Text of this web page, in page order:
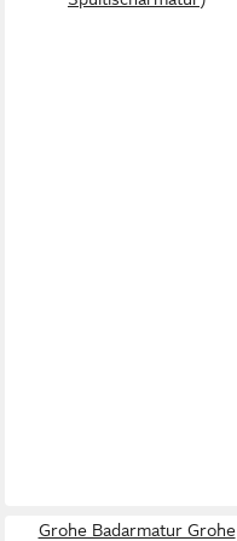
Grohe Badarmatur Grohe